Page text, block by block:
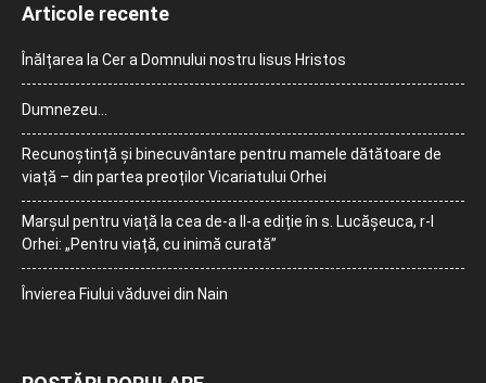
Articole recente
Înălțarea la Cer a Domnului nostru Iisus Hristos
Dumnezeu…
Recunoștință și binecuvântare pentru mamele dătătoare de
viață – din partea preoților Vicariatului Orhei
Marșul pentru viață la cea de-a II-a ediție în s. Lucășeuca, r-l
Orhei: „Pentru viață, cu inimă curată”
Învierea Fiului văduvei din Nain